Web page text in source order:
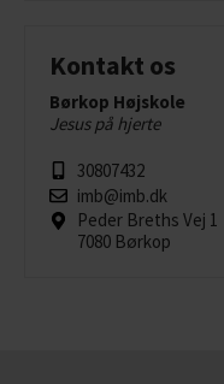
Kontakt os
Børkop Højskole
Jesus på hjerte
30807432
imb@imb.dk
Peder Breths Vej 1
7080 Børkop